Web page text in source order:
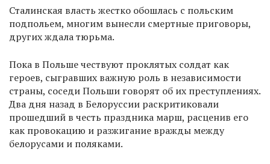
Сталинская власть жестко обошлась с польским
подпольем, многим вынесли смертные приговоры,
других ждала тюрьма.
Пока в Польше чествуют проклятых солдат как
героев, сыгравших важную роль в независимости
страны, соседи Польши говорят об их преступлениях.
Два дня назад в Белоруссии раскритиковали
прошедший в честь праздника марш, расценив его
как провокацию и разжигание вражды между
белорусами и поляками.